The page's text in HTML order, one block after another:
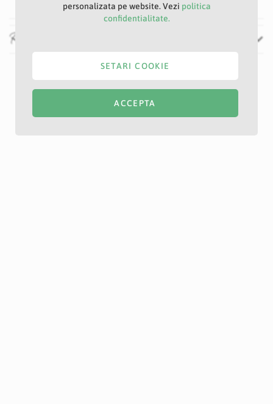
Recenzii
personalizata pe website. Vezi politica
confidentialitate.
ACCEPTA
SETARI COOKIE